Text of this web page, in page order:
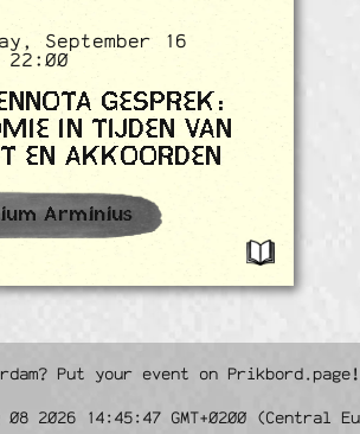
September 16
GESPREK:
IN TIJDEN VAN
EN AKKOORDEN
Arminius
Put your event on
2026 14:45:47 GMT+0200 (Central